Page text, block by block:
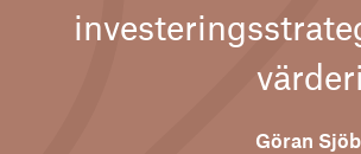
Göran